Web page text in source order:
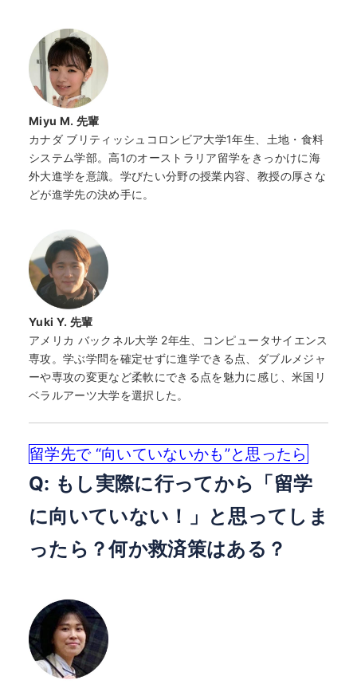
Miyu M. 先輩
カナダ ブリティッシュコロンビア大学1年生、土地・食料
システム学部。高1のオーストラリア留学をきっかけに海
外大進学を意識。学びたい分野の授業内容、教授の厚さな
どが進学先の決め手に。
Yuki Y. 先輩
アメリカ バックネル大学 2年生、コンピュータサイエンス
専攻。学ぶ学問を確定せずに進学できる点、ダブルメジャ
ーや専攻の変更など柔軟にできる点を魅力に感じ、米国リ
ベラルアーツ大学を選択した。
留学先で “向いていないかも”と思ったら
Q: もし実際に行ってから「留学
に向いていない！」と思ってしま
ったら？何か救済策はある？